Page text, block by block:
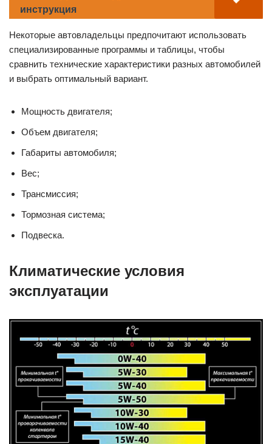
инструкция
Некоторые автовладельцы предпочитают использовать
специализированные программы и таблицы, чтобы
сравнить технические характеристики разных автомобилей
и выбрать оптимальный вариант.
Мощность двигателя;
Объем двигателя;
Габариты автомобиля;
Вес;
Трансмиссия;
Тормозная система;
Подвеска.
Климатические условия
эксплуатации